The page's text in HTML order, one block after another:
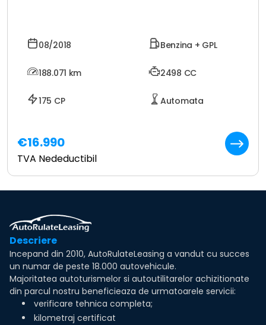
08/2018 Benzina + GPL
188.071 km 2498 CC
175 CP Automata
€16.990
TVA Nedeductibil
Descriere
Incepand din 2010, AutoRulateLeasing a vandut cu succes
un numar de peste 18.000 autovehicule.
Majoritatea autoturismelor si autoutilitarelor achizitionate
din parcul nostru beneficieaza de urmatoarele servicii:
verificare tehnica completa;
kilometraj certificat